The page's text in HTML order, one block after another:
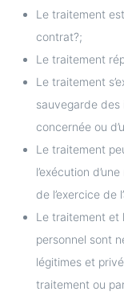
Le traitement
contrat?;
Le traitement
Le traitement
sauvegarde
concernée ou
Le traitement
l’exécution
de l’exercice de
Le traitement et
personnel sont
légitimes et
traitement ou